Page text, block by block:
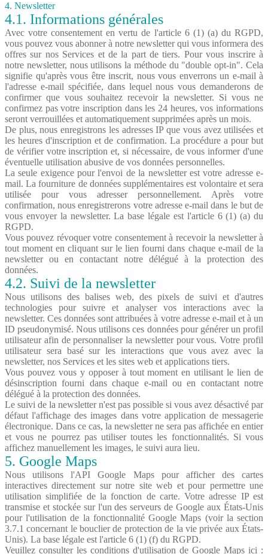
4. Newsletter
4.1. Informations générales
Avec votre consentement en vertu de l'article 6 (1) (a) du RGPD,
vous pouvez vous abonner à notre newsletter qui vous informera des
offres sur nos Services et de la part de tiers. Pour vous inscrire à
notre newsletter, nous utilisons la méthode du "double opt-in". Cela
signifie qu'après vous être inscrit, nous vous enverrons un e-mail à
l'adresse e-mail spécifiée, dans lequel nous vous demanderons de
confirmer que vous souhaitez recevoir la newsletter. Si vous ne
confirmez pas votre inscription dans les 24 heures, vos informations
seront verrouillées et automatiquement supprimées après un mois.
De plus, nous enregistrons les adresses IP que vous avez utilisées et
les heures d'inscription et de confirmation. La procédure a pour but
de vérifier votre inscription et, si nécessaire, de vous informer d'une
éventuelle utilisation abusive de vos données personnelles.
La seule exigence pour l'envoi de la newsletter est votre adresse e-
mail. La fourniture de données supplémentaires est volontaire et sera
utilisée pour vous adresser personnellement. Après votre
confirmation, nous enregistrerons votre adresse e-mail dans le but de
vous envoyer la newsletter. La base légale est l'article 6 (1) (a) du
RGPD.
Vous pouvez révoquer votre consentement à recevoir la newsletter à
tout moment en cliquant sur le lien fourni dans chaque e-mail de la
newsletter ou en contactant notre délégué à la protection des
données.
4.2. Suivi de la newsletter
Nous utilisons des balises web, des pixels de suivi et d'autres
technologies pour suivre et analyser vos interactions avec la
newsletter. Ces données sont attribuées à votre adresse e-mail et à un
ID pseudonymisé. Nous utilisons ces données pour générer un profil
utilisateur afin de personnaliser la newsletter pour vous. Votre profil
utilisateur sera basé sur les interactions que vous avez avec la
newsletter, nos Services et les sites web et applications tiers.
Vous pouvez vous y opposer à tout moment en utilisant le lien de
désinscription fourni dans chaque e-mail ou en contactant notre
délégué à la protection des données.
Le suivi de la newsletter n'est pas possible si vous avez désactivé par
défaut l'affichage des images dans votre application de messagerie
électronique. Dans ce cas, la newsletter ne sera pas affichée en entier
et vous ne pourrez pas utiliser toutes les fonctionnalités. Si vous
affichez manuellement les images, le suivi aura lieu.
5. Google Maps
Nous utilisons l'API Google Maps pour afficher des cartes
interactives directement sur notre site web et pour permettre une
utilisation simplifiée de la fonction de carte. Votre adresse IP est
transmise et stockée sur l'un des serveurs de Google aux États-Unis
pour l'utilisation de la fonctionnalité Google Maps (voir la section
3.7.1 concernant le bouclier de protection de la vie privée aux États-
Unis). La base légale est l'article 6 (1) (f) du RGPD.
Veuillez consulter les conditions d'utilisation de Google Maps ici :